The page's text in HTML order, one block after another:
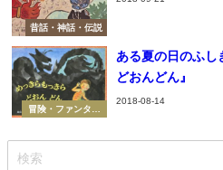
昔話・神話・伝説
冒険・ファンタジ
ある夏の日のふし
どおんどん』
2018-08-14